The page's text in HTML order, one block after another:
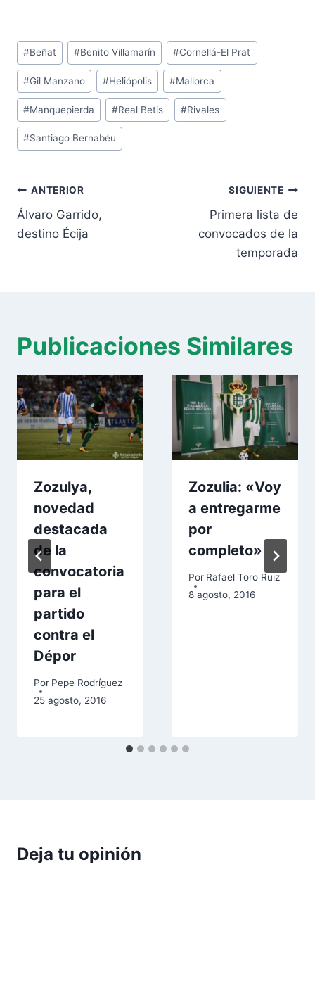
Etiquetas
de
la
entrada:
#Beñat #Benito Villamarín #Cornellá-El Prat
#Gil Manzano #Heliópolis #Mallorca
#Manquepierda #Real Betis #Rivales
#Santiago Bernabéu
Navegación
de
entradas
ANTERIOR
Álvaro Garrido,
destino Écija
SIGUIENTE
Primera lista de
convocados de la
temporada
Publicaciones Similares
Zozulya,
novedad
destacada
de la
convocatoria
para el
partido
contra el
Dépor
Por Pepe Rodríguez
25 agosto, 2016
Zozulia: «Voy
a entregarme
por
completo»
Por Rafael Toro Ruiz
8 agosto, 2016
Deja tu opinión